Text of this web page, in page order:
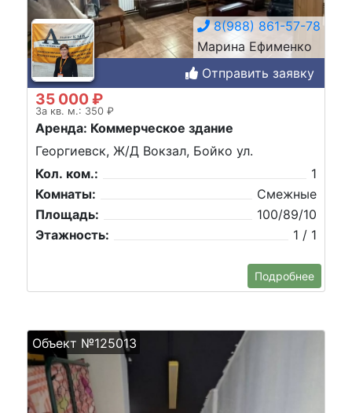
8(988) 861-57-78
Марина Ефименко
Отправить заявку
35 000 ₽
За кв. м.: 350 ₽
Аренда: Коммерческое здание
Георгиевск, Ж/Д Вокзал, Бойко ул.
Кол. ком.:
1
Комнаты:
Смежные
Площадь:
100/89/10
Этажность:
1 / 1
Подробнее
Объект №125013